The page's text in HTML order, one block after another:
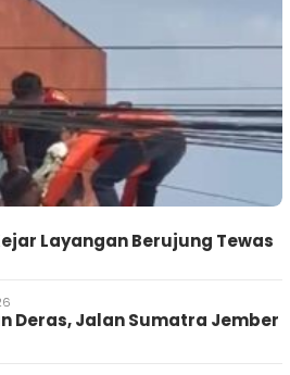
Layangan Berujung Tewas
Deras, Jalan Sumatra Jember